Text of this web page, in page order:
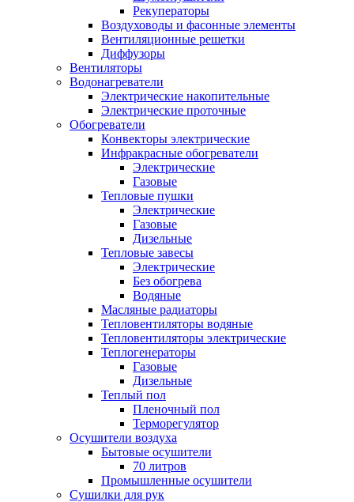
Рекуператоры
Воздуховоды и фасонные элементы
Вентиляционные решетки
Диффузоры
Вентиляторы
Водонагреватели
Электрические накопительные
Электрические проточные
Обогреватели
Конвекторы электрические
Инфракрасные обогреватели
Электрические
Газовые
Тепловые пушки
Электрические
Газовые
Дизельные
Тепловые завесы
Электрические
Без обогрева
Водяные
Масляные радиаторы
Тепловентиляторы водяные
Тепловентиляторы электрические
Теплогенераторы
Газовые
Дизельные
Теплый пол
Пленочный пол
Терморегулятор
Осушители воздуха
Бытовые осушители
70 литров
Промышленные осушители
Сушилки для рук